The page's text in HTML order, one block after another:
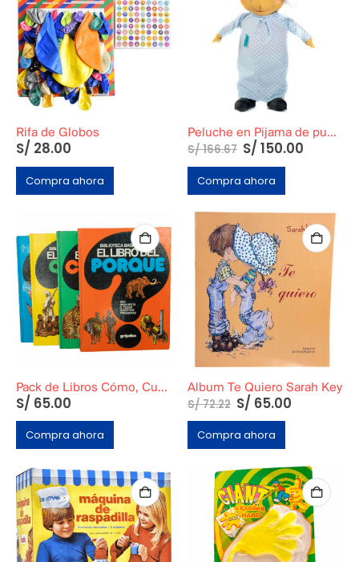
Rifa de Globos
S/ 28.00
Compra ahora
Peluche en Pijama de puntos
S/166.67 S/ 150.00
Compra ahora
Pack de Libros Cómo, Cuando, Dónde, Porque
S/ 65.00
Compra ahora
Album Te Quiero Sarah Key
S/72.22 S/ 65.00
Compra ahora